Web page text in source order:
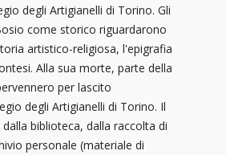
degli Artigianelli di Torino. Gli
come storico riguardarono
artistico-religiosa, l'epigrafia
Alla sua morte, parte della
per lascito
degli Artigianelli di Torino. Il
biblioteca, dalla raccolta di
personale (materiale di